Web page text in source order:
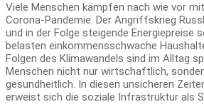
Viele Menschen kämpfen nach wie vor
Corona-Pandemie. Der Angriffskrieg
und in der Folge steigende Energiepreise
belasten einkommensschwache
Folgen des Klimawandels sind im Alltag
Menschen nicht nur wirtschaftlich,
gesundheitlich. In diesen unsicheren
erweist sich die soziale Infrastruktur als